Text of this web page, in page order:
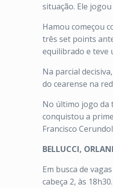
situação. Ele
Hamou começou
três set points
equilibrado e teve
Na parcial
do cearense na
No último jogo da
conquistou a
Francisco
BELLUCCI,
Em busca de
cabeça 2, às